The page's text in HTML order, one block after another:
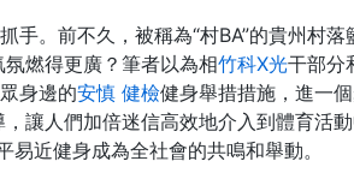
手。前不久，被稱為“村BA”的貴州村
氛燃得更廣？筆者以為相竹科X光干部分
身邊的安慎 健檢健身舉措措施，進一
讓人們加倍迷信高效地介入到體育活
近健身成為全社會的共鳴和舉動。